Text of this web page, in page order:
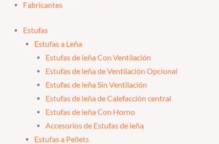
Fabricantes
Estufas
Estufas a Leña
Estufas de leña Con Ventilación
Estufas de leña de Ventilación Opcional
Estufas de leña Sin Ventilación
Estufas de leña de Calefacción central
Estufas de leña Con Horno
Accesorios de Estufas de leña
Estufas a Pellets